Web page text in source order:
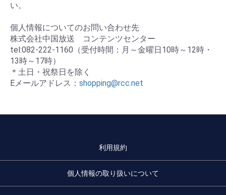
い。
個人情報についてのお問い合わせ先
株式会社中国放送 コンテンツセンター
tel:082-222-1160（受付時間：月～金曜日10時～12時・
13時～17時）
＊土日・祝祭日を除く
Eメールアドレス： shopping@rcc.net
利用規約
個人情報の取り扱いについて